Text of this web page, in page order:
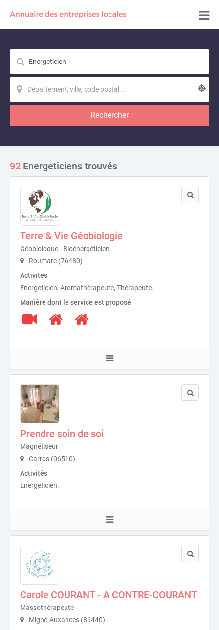
Rechercher
92 Energeticiens trouvés
Terre & Vie Géobiologie
Géobiologue - Bioénergéticien
Roumare (76480)
Activités
Energeticien, Aromathérapeute, Thérapeute.
Manière dont le service est proposé
Prendre soin de soi
Magnétiseur
Carros (06510)
Activités
Energeticien.
Carole COURANT - A CONTRE-COURANT
Massothérapeute
Migné-Auxances (86440)